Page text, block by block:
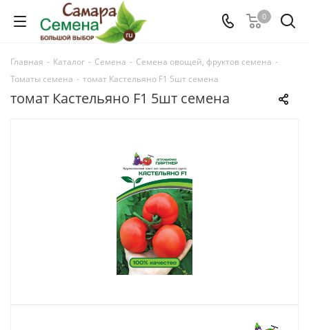
0
Главная - Каталог - Семена - Семена овощей, фруктов семена -
Томаты семена - томат Кастельяно F1 5шт семена
томат Кастельяно F1 5шт семена